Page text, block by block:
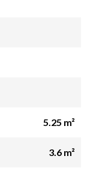
5.25 m²
3.6 m²